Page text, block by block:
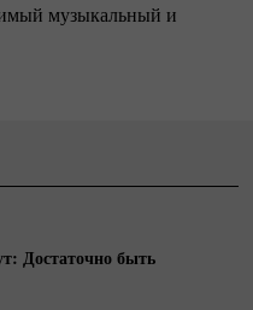
музыкальный и
Достаточно быть